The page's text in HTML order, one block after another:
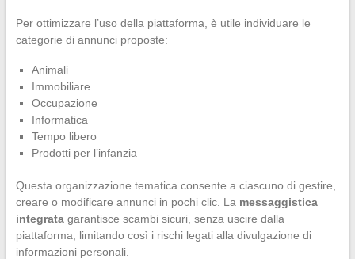
Per ottimizzare l’uso della piattaforma, è utile individuare le
categorie di annunci proposte:
Animali
Immobiliare
Occupazione
Informatica
Tempo libero
Prodotti per l’infanzia
Questa organizzazione tematica consente a ciascuno di gestire,
creare o modificare annunci in pochi clic. La messaggistica
integratagarantisce scambi sicuri, senza uscire dalla
piattaforma, limitando così i rischi legati alla divulgazione di
informazioni personali.